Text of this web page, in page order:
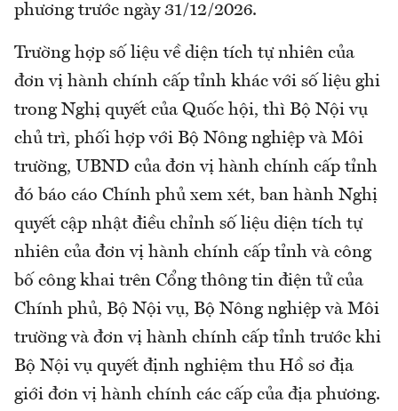
phương trước ngày 31/12/2026.
Trường hợp số liệu về diện tích tự nhiên của
đơn vị hành chính cấp tỉnh khác với số liệu ghi
trong Nghị quyết của Quốc hội, thì Bộ Nội vụ
chủ trì, phối hợp với Bộ Nông nghiệp và Môi
trường, UBND của đơn vị hành chính cấp tỉnh
đó báo cáo Chính phủ xem xét, ban hành Nghị
quyết cập nhật điều chỉnh số liệu diện tích tự
nhiên của đơn vị hành chính cấp tỉnh và công
bố công khai trên Cổng thông tin điện tử của
Chính phủ, Bộ Nội vụ, Bộ Nông nghiệp và Môi
trường và đơn vị hành chính cấp tỉnh trước khi
Bộ Nội vụ quyết định nghiệm thu Hồ sơ địa
giới đơn vị hành chính các cấp của địa phương.